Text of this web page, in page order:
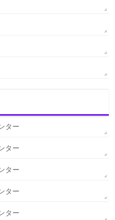
ター
ター
ター
ター
ター